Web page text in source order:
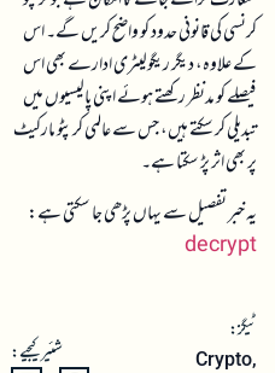
کرنسی کی قانونی حدود کو واضح کریں گے۔ اس
کے علاوہ، دیگر ریگولیٹری ادارے بھی اس
فیصلے کو مدنظر رکھتے ہوئے اپنی پالیسیوں میں
تبدیلی کر سکتے ہیں، جس سے عالمی کرپٹو مارکیٹ
پر بھی اثر پڑ سکتا ہے۔
یہ خبر تفصیل سے یہاں پڑھی جا سکتی ہے:
decrypt
ٹیگز:
Crypto,
شئیر کیجیے: